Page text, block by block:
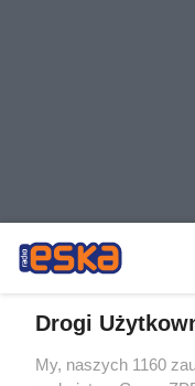
Drogi
My, naszych 1160